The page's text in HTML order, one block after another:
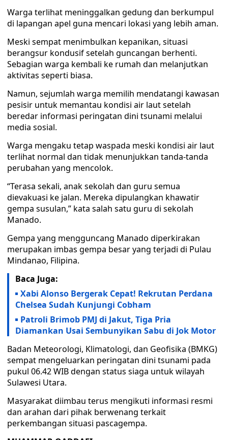
Warga terlihat meninggalkan gedung dan berkumpul
di lapangan apel guna mencari lokasi yang lebih aman.
Meski sempat menimbulkan kepanikan, situasi
berangsur kondusif setelah guncangan berhenti.
Sebagian warga kembali ke rumah dan melanjutkan
aktivitas seperti biasa.
Namun, sejumlah warga memilih mendatangi kawasan
pesisir untuk memantau kondisi air laut setelah
beredar informasi peringatan dini tsunami melalui
media sosial.
Warga mengaku tetap waspada meski kondisi air laut
terlihat normal dan tidak menunjukkan tanda-tanda
perubahan yang mencolok.
“Terasa sekali, anak sekolah dan guru semua
dievakuasi ke jalan. Mereka dipulangkan khawatir
gempa susulan,” kata salah satu guru di sekolah
Manado.
Gempa yang mengguncang Manado diperkirakan
merupakan imbas gempa besar yang terjadi di Pulau
Mindanao, Filipina.
Baca Juga:
Xabi Alonso Bergerak Cepat! Rekrutan Perdana
Chelsea Sudah Kunjungi Cobham
Patroli Brimob PMJ di Jakut, Tiga Pria
Diamankan Usai Sembunyikan Sabu di Jok Motor
Badan Meteorologi, Klimatologi, dan Geofisika (BMKG)
sempat mengeluarkan peringatan dini tsunami pada
pukul 06.42 WIB dengan status siaga untuk wilayah
Sulawesi Utara.
Masyarakat diimbau terus mengikuti informasi resmi
dan arahan dari pihak berwenang terkait
perkembangan situasi pascagempa.